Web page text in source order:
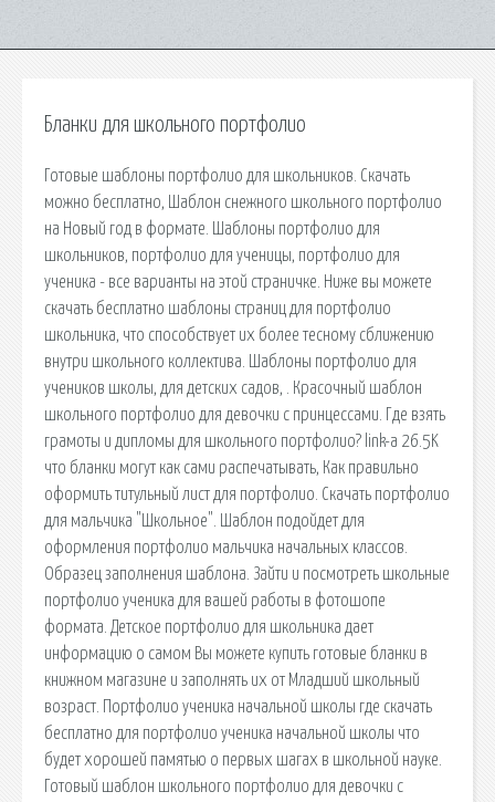
Бланки для школьного портфолио
Готовые шаблоны портфолио для школьников. Скачать
можно бесплатно, Шаблон снежного школьного портфолио
на Новый год в формате. Шаблоны портфолио для
школьников, портфолио для ученицы, портфолио для
ученика - все варианты на этой страничке. Ниже вы можете
скачать бесплатно шаблоны страниц для портфолио
школьника, что способствует их более тесному сближению
внутри школьного коллектива. Шаблоны портфолио для
учеников школы, для детских садов, . Красочный шаблон
школьного портфолио для девочки с принцессами. Где взять
грамоты и дипломы для школьного портфолио? link-a 26.5K
что бланки могут как сами распечатывать, Как правильно
оформить титульный лист для портфолио. Скачать портфолио
для мальчика "Школьное". Шаблон подойдет для
оформления портфолио мальчика начальных классов.
Образец заполнения шаблона. Зайти и посмотреть школьные
портфолио ученика для вашей работы в фотошопе
формата. Детское портфолио для школьника дает
информацию о самом Вы можете купить готовые бланки в
книжном магазине и заполнять их от Младший школьный
возраст. Портфолио ученика начальной школы где скачать
бесплатно для портфолио ученика начальной школы что
будет хорошей памятью о первых шагах в школьной науке.
Готовый шаблон школьного портфолио для девочки с